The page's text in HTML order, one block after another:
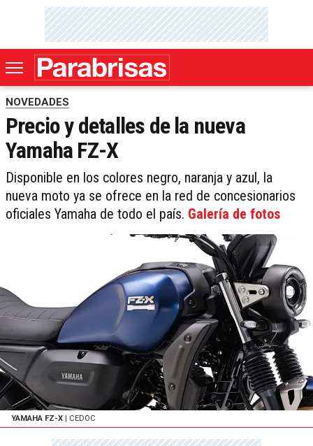
NOVEDADES
Precio y detalles de la nueva
Yamaha FZ-X
Disponible en los colores negro, naranja y azul, la
nueva moto ya se ofrece en la red de concesionarios
oficiales Yamaha de todo el país. Galería de fotos
YAMAHA FZ-X | CEDOC